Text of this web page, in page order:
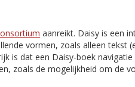
aanreikt. Daisy is een
vormen, zoals alleen tekst
is dat een Daisy-boek
zoals de mogelijkheid om de